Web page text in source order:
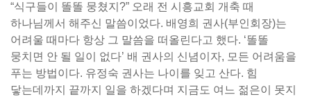
“식구들이 똘똘 뭉쳤지?” 오래 전 시흥교회 개축 때
하나님께서 해주신 말씀이었다. 배영희 권사(부인회장)는
어려울 때마다 항상 그 말씀을 떠올린다고 했다. ‘똘똘
뭉치면 안 될 일이 없다’ 배 권사의 신념이자, 모든 어려움을
푸는 방법이다. 유정숙 권사는 나이를 잊고 산다. 힘
닿는데까지 끝까지 일을 하겠다며 지금도 여느 젊은이 못지